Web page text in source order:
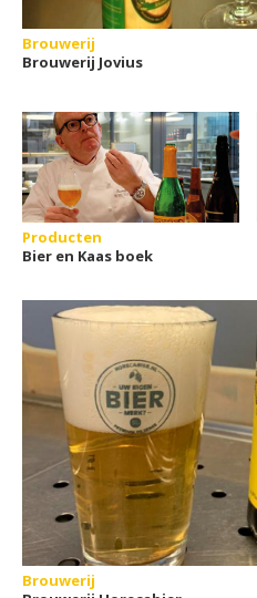
Brouwerij
Brouwerij Jovius
Producten
Bier en Kaas boek
Brouwerij